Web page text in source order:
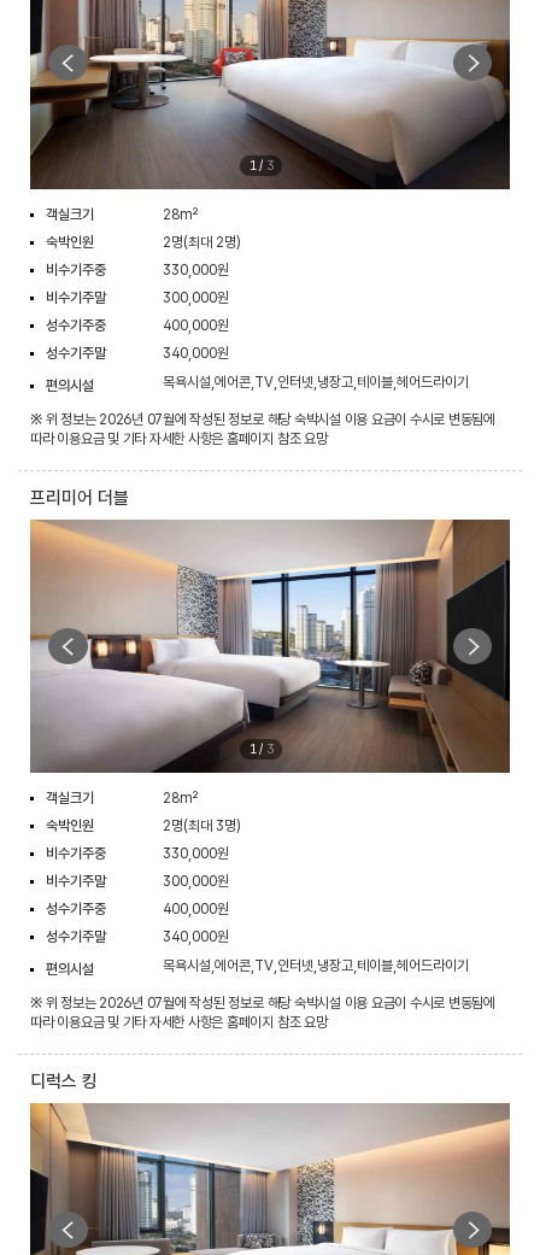
1 / 3
객실크기
28m²
숙박인원
2명(최대 2명)
비수기주중
330,000원
비수기주말
300,000원
성수기주중
400,000원
성수기주말
340,000원
편의시설
목욕시설,에어콘,TV,인터넷,냉장고,테이블,헤어드라이기
※ 위 정보는 2026년 07월에 작성된 정보로 해당 숙박시설 이용 요금이 수시로 변동됨에
따라 이용요금 및 기타 자세한 사항은 홈페이지 참조 요망
프리미어 더블
1 / 3
객실크기
28m²
숙박인원
2명(최대 3명)
비수기주중
330,000원
비수기주말
300,000원
성수기주중
400,000원
성수기주말
340,000원
편의시설
목욕시설,에어콘,TV,인터넷,냉장고,테이블,헤어드라이기
※ 위 정보는 2026년 07월에 작성된 정보로 해당 숙박시설 이용 요금이 수시로 변동됨에
따라 이용요금 및 기타 자세한 사항은 홈페이지 참조 요망
디럭스 킹